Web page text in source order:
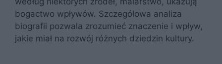
bogactwo wpływów. Szczegółowa analiza
biografii pozwala zrozumieć znaczenie i wpływ,
jakie miał na rozwój różnych dziedzin kultury.